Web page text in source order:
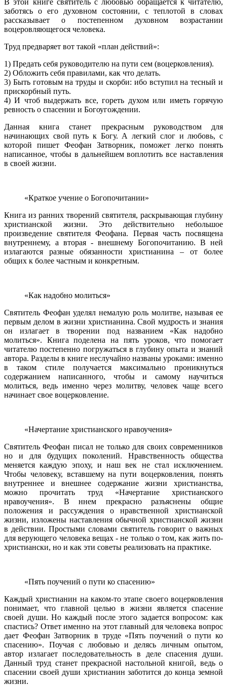
заботясь о его духовном состоянии, с теплотой в словах
рассказывает о постепенном духовном возрастании
воцеровляющегося человека.
Труд предваряет вот такой «план действий»:
1) Предать себя руководителю на пути сем (воцерковления).
2) Обложить себя правилами, как что делать.
3) Быть готовым на труды и скорби: ибо вступил на тесный и
прискорбный путь.
4) И чтоб выдержать все, гореть духом или иметь горячую
ревность о спасении и Богоугождении.
Данная книга станет прекрасным руководством для
начинающих свой путь к Богу. А легкий слог и любовь, с
которой пишет Феофан Затворник, поможет легко понять
написанное, чтобы в дальнейшем воплотить все наставления
в своей жизни.
«Краткое учение о Богопочитании»
Книга из ранних творений святителя, раскрывающая глубину
христианской жизни. Это действительно небольшое
произведение святителя Феофана. Первая часть посвящена
внутреннему, а вторая - внешнему Богопочитанию. В ней
излагаются разные обязанности христианина – от более
общих к более частным и конкретным.
«Как надобно молиться»
Святитель Феофан уделял немалую роль молитве, называя ее
первым делом в жизни христианина. Свой мудрость и знания
он излагает в творении под названием «Как надобно
молиться». Книга поделена на пять уроков, что помогает
читателю постепенно погружаться в глубину опыта и знаний
автора. Разделы в книге неслучайно названы уроками: именно
в таком стиле получается максимально проникнуться
содержанием написанного, чтобы и самому научиться
молиться, ведь именно через молитву, человек чаще всего
начинает свое воцерковление.
«Начертание христианского нравоучения»
Святитель Феофан писал не только для своих современников
но и для будущих поколений. Нравственность общества
меняется каждую эпоху, и наш век не стал исключением.
Чтобы человеку, вставшему на пути воцерковления, понять
внутреннее и внешнее содержание жизни христианства,
можно прочитать труд «Начертание христианского
нравоучения». В ннем прекрасно разъяснены общие
положения и рассуждения о нравственной христианской
жизни, изложены наставления обычной христианской жизни
в действии. Простыми словами святитель говорит о важных
для верующего человека вещах - не только о том, как жить по-
христиански, но и как эти советы реализовать на практике.
«Пять поучений о пути ко спасению»
Каждый христианин на каком-то этапе своего воцерковления
понимает, что главной целью в жизни является спасение
своей души. Но каждый после этого задается вопросом: как
спастись? Ответ именно на этот главный для человека вопрос
дает Феофан Затворник в труде «Пять поучений о пути ко
спасению». Поучая с любовью и делясь личным опытом,
автор излагает последовательность в деле спасения души.
Данный труд станет прекрасной настольной книгой, ведь о
спасении своей души христианин заботится до конца земной
жизни.